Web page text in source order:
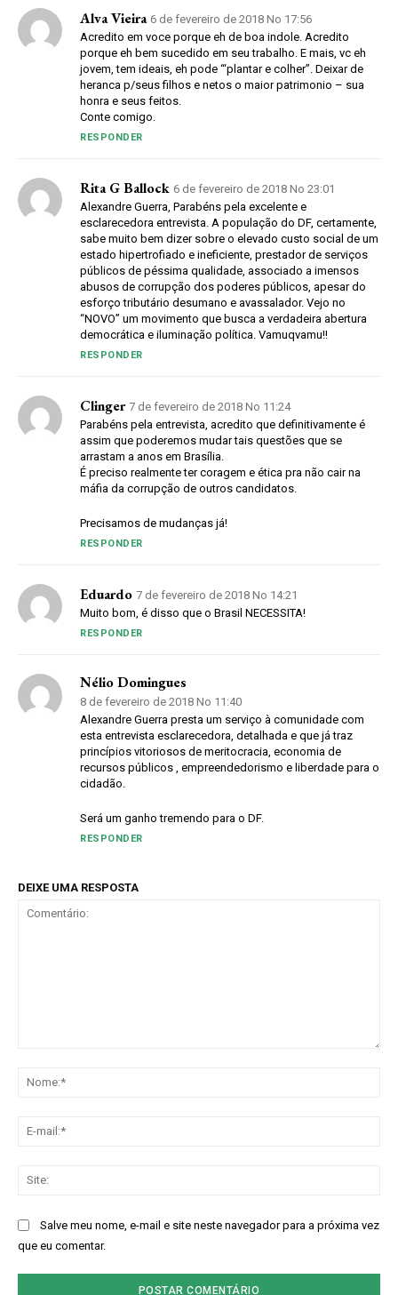
Alva Vieira 6 de fevereiro de 2018 No 17:56
Acredito em voce porque eh de boa indole. Acredito
porque eh bem sucedido em seu trabalho. E mais, vc eh
jovem, tem ideais, eh pode ‘“plantar e colher”. Deixar de
heranca p/seus filhos e netos o maior patrimonio – sua
honra e seus feitos.
Conte comigo.
RESPONDER
Rita G Ballock 6 de fevereiro de 2018 No 23:01
Alexandre Guerra, Parabéns pela excelente e
esclarecedora entrevista. A população do DF, certamente,
sabe muito bem dizer sobre o elevado custo social de um
estado hipertrofiado e ineficiente, prestador de serviços
públicos de péssima qualidade, associado a imensos
abusos de corrupção dos poderes públicos, apesar do
esforço tributário desumano e avassalador. Vejo no
“NOVO” um movimento que busca a verdadeira abertura
democrática e iluminação política. Vamuqvamu!!
RESPONDER
Clinger 7 de fevereiro de 2018 No 11:24
Parabéns pela entrevista, acredito que definitivamente é
assim que poderemos mudar tais questões que se
arrastam a anos em Brasília.
É preciso realmente ter coragem e ética pra não cair na
máfia da corrupção de outros candidatos.
Precisamos de mudanças já!
RESPONDER
Eduardo 7 de fevereiro de 2018 No 14:21
Muito bom, é disso que o Brasil NECESSITA!
RESPONDER
Nélio Domingues
8 de fevereiro de 2018 No 11:40
Alexandre Guerra presta um serviço à comunidade com
esta entrevista esclarecedora, detalhada e que já traz
princípios vitoriosos de meritocracia, economia de
recursos públicos , empreendedorismo e liberdade para o
cidadão.
Será um ganho tremendo para o DF.
RESPONDER
DEIXE UMA RESPOSTA
Salve meu nome, e-mail e site neste navegador para a próxima vez
que eu comentar.